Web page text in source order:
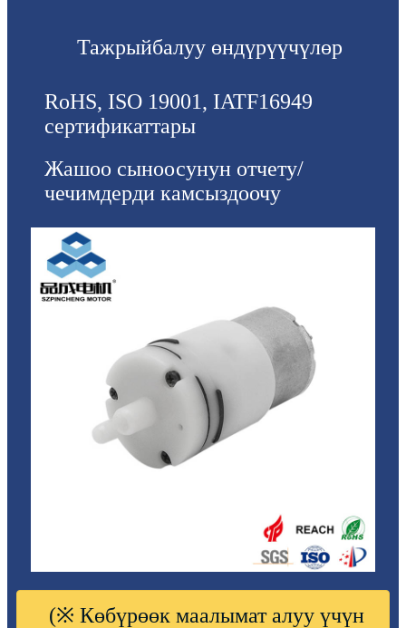
Тажрыйбалуу өндүрүүчүлөр
RoHS, ISO 19001, IATF16949
сертификаттары
Жашоо сыноосунун отчету/
чечимдерди камсыздоочу
(※ Көбүрөөк маалымат алуу үчүн